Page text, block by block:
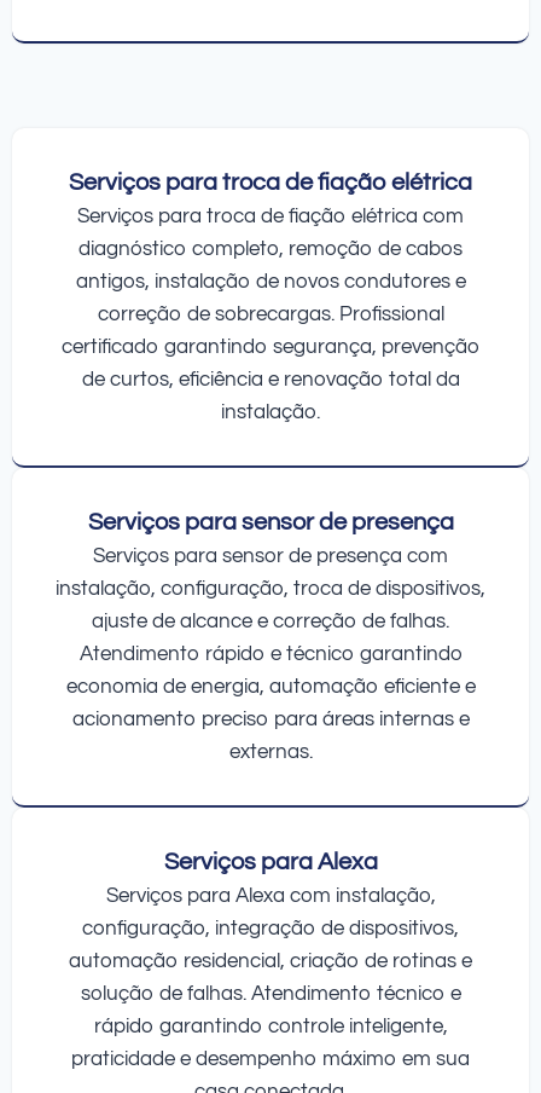
Serviços para troca de fiação elétrica
Serviços para troca de fiação elétrica com
diagnóstico completo, remoção de cabos
antigos, instalação de novos condutores e
correção de sobrecargas. Profissional
certificado garantindo segurança, prevenção
de curtos, eficiência e renovação total da
instalação.
Serviços para sensor de presença
Serviços para sensor de presença com
instalação, configuração, troca de dispositivos,
ajuste de alcance e correção de falhas.
Atendimento rápido e técnico garantindo
economia de energia, automação eficiente e
acionamento preciso para áreas internas e
externas.
Serviços para Alexa
Serviços para Alexa com instalação,
configuração, integração de dispositivos,
automação residencial, criação de rotinas e
solução de falhas. Atendimento técnico e
rápido garantindo controle inteligente,
praticidade e desempenho máximo em sua